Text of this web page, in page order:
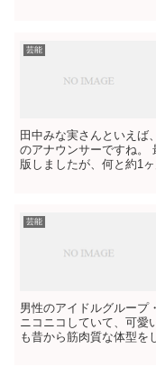
芸能
田中みな実さんといえば
のアナウンサーですね。
版しましたが、何と約1
芸能
男性のアイドルグループ
ニコニコしていて、可愛
も昔から筋肉質な体型を